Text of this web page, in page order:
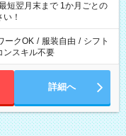
短翌月末まで 1か月ごとの
！
ークOK / 服装自由 / シフト
ンスキル不要
詳細へ